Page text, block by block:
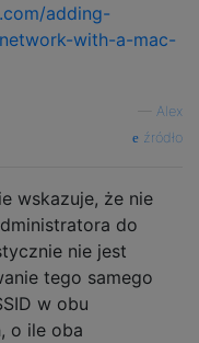
adding-
with-a-mac-
Alex
źródło
wskazuje, że nie
do
nie jest
tego samego
w obu
o ile oba